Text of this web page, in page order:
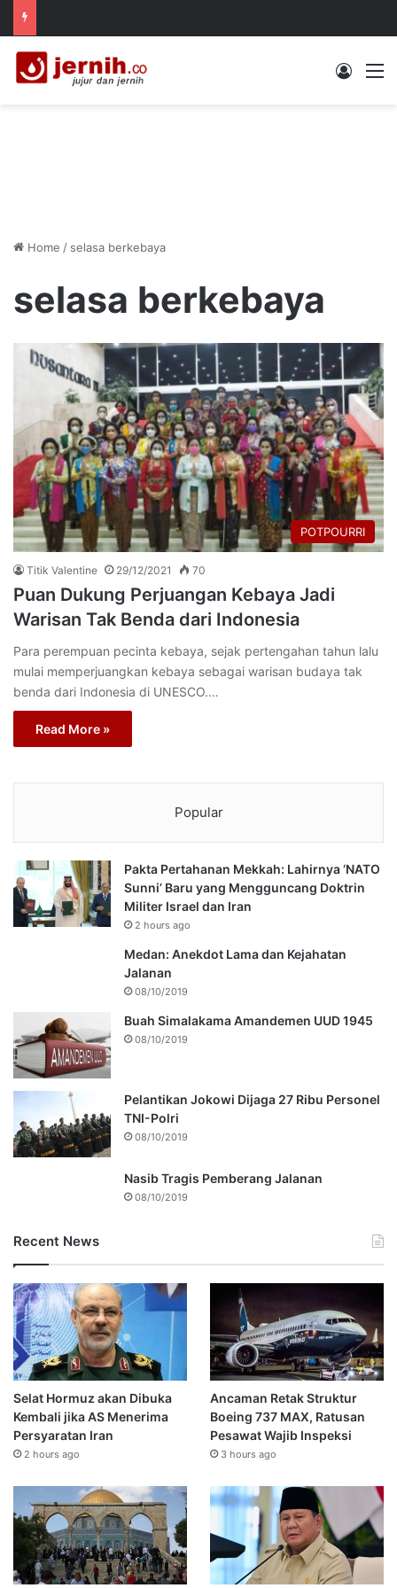
Log In
Home / selasa berkebaya
selasa berkebaya
POTPOURRI
Titik Valentine 29/12/2021 70
Puan Dukung Perjuangan Kebaya Jadi
Warisan Tak Benda dari Indonesia
Para perempuan pecinta kebaya, sejak pertengahan tahun lalu
mulai memperjuangkan kebaya sebagai warisan budaya tak
benda dari Indonesia di UNESCO.…
Read More »
Popular
Pakta Pertahanan Mekkah: Lahirnya ‘NATO
Sunni’ Baru yang Mengguncang Doktrin
Militer Israel dan Iran
2 hours ago
Medan: Anekdot Lama dan Kejahatan
Jalanan
08/10/2019
Buah Simalakama Amandemen UUD 1945
08/10/2019
Pelantikan Jokowi Dijaga 27 Ribu Personel
TNI-Polri
08/10/2019
Nasib Tragis Pemberang Jalanan
08/10/2019
Recent News
Selat Hormuz akan Dibuka
Kembali jika AS Menerima
Persyaratan Iran
2 hours ago
Ancaman Retak Struktur
Boeing 737 MAX, Ratusan
Pesawat Wajib Inspeksi
3 hours ago